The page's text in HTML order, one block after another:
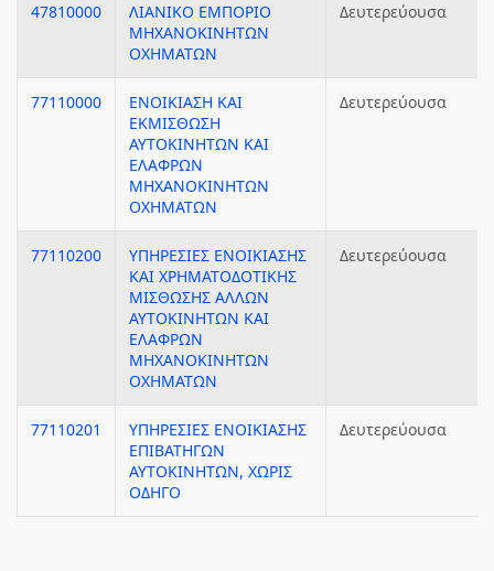
47810000
ΛΙΑΝΙΚΟ ΕΜΠΟΡΙΟ
ΜΗΧΑΝΟΚΙΝΗΤΩΝ
ΟΧΗΜΑΤΩΝ
Δευτερεύουσα
77110000
ΕΝΟΙΚΙΑΣΗ ΚΑΙ
ΕΚΜΙΣΘΩΣΗ
ΑΥΤΟΚΙΝΗΤΩΝ ΚΑΙ
ΕΛΑΦΡΩΝ
ΜΗΧΑΝΟΚΙΝΗΤΩΝ
ΟΧΗΜΑΤΩΝ
Δευτερεύουσα
77110200
ΥΠΗΡΕΣΙΕΣ ΕΝΟΙΚΙΑΣΗΣ
ΚΑΙ ΧΡΗΜΑΤΟΔΟΤΙΚΗΣ
ΜΙΣΘΩΣΗΣ ΑΛΛΩΝ
ΑΥΤΟΚΙΝΗΤΩΝ ΚΑΙ
ΕΛΑΦΡΩΝ
ΜΗΧΑΝΟΚΙΝΗΤΩΝ
ΟΧΗΜΑΤΩΝ
Δευτερεύουσα
77110201
ΥΠΗΡΕΣΙΕΣ ΕΝΟΙΚΙΑΣΗΣ
ΕΠΙΒΑΤΗΓΩΝ
ΑΥΤΟΚΙΝΗΤΩΝ, ΧΩΡΙΣ
ΟΔΗΓΟ
Δευτερεύουσα